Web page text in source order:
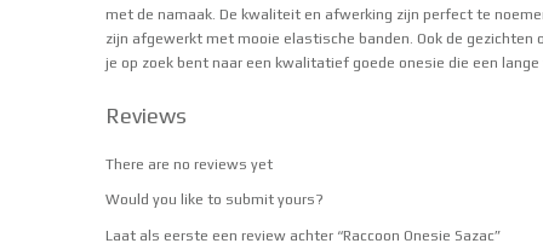
met de namaak. De kwaliteit en afwerking zijn perfect te
zijn afgewerkt met mooie elastische banden. Ook de
je op zoek bent naar een kwalitatief goede onesie die een
Reviews
There are no reviews yet
Would you like to submit yours?
Laat als eerste een review achter “Raccoon Onesie Sazac”